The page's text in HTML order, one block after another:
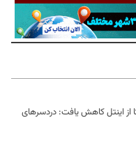
از اینتل کاهش یافت: دردسر‌های